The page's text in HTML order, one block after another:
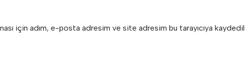
için adım, e-posta adresim ve site adresim bu tarayıcıya